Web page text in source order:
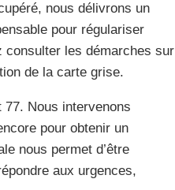
nous délivrons un
pour régulariser
consulter les démarches sur
de la carte grise.
77. Nous intervenons
pour obtenir un
nous permet d’être
aux urgences,